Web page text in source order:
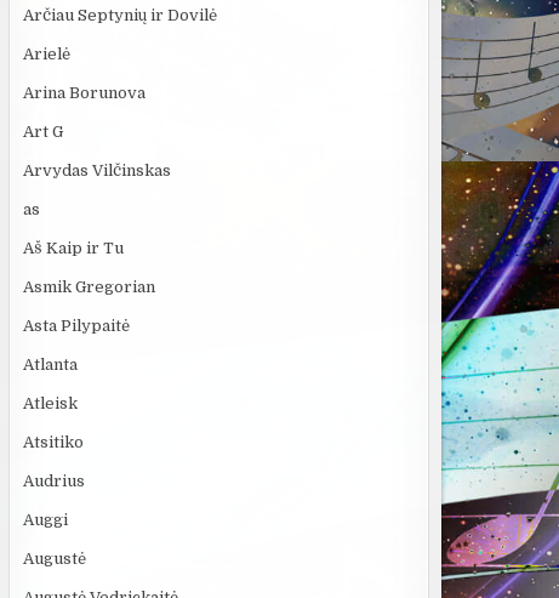
Arčiau Septynių ir Dovilė
Arielė
Arina Borunova
Art G
Arvydas Vilčinskas
as
Aš Kaip ir Tu
Asmik Gregorian
Asta Pilypaitė
Atlanta
Atleisk
Atsitiko
Audrius
Auggi
Augustė